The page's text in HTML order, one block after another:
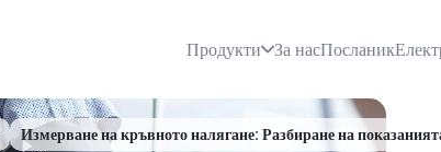
Продукти За насПосланик
Измерване на кръвното налягане: Разбиране на